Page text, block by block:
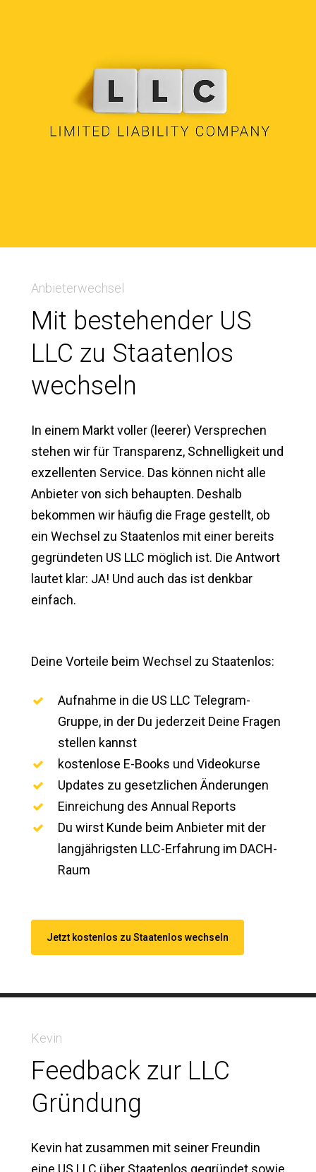
Anbieterwechsel
Mit bestehender US
LLC zu Staatenlos
wechseln
In einem Markt voller (leerer) Versprechen
stehen wir für Transparenz, Schnelligkeit und
exzellenten Service. Das können nicht alle
Anbieter von sich behaupten. Deshalb
bekommen wir häufig die Frage gestellt, ob
ein Wechsel zu Staatenlos mit einer bereits
gegründeten US LLC möglich ist. Die Antwort
lautet klar: JA! Und auch das ist denkbar
einfach.
Deine Vorteile beim Wechsel zu Staatenlos:
Aufnahme in die US LLC Telegram-
Gruppe, in der Du jederzeit Deine Fragen
stellen kannst
kostenlose E-Books und Videokurse
Updates zu gesetzlichen Änderungen
Einreichung des Annual Reports
Du wirst Kunde beim Anbieter mit der
langjährigsten LLC-Erfahrung im DACH-
Raum
Jetzt kostenlos zu Staatenlos wechseln
Kevin
Feedback zur LLC
Gründung
Kevin hat zusammen mit seiner Freundin
eine US LLC über Staatenlos gegründet sowie